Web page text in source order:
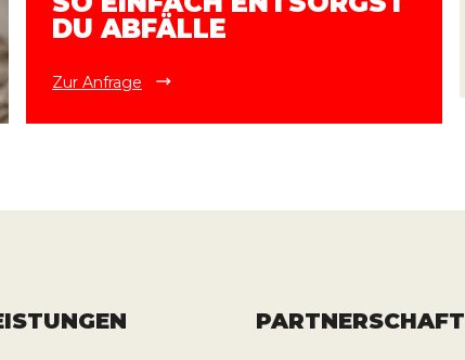
DU ABFÄLLE
Zur Anfrage
PARTNERSCHAFT